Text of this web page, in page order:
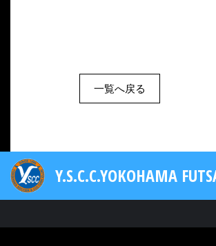
一覧へ戻る
Y.S.C.C.YOKOHAMA